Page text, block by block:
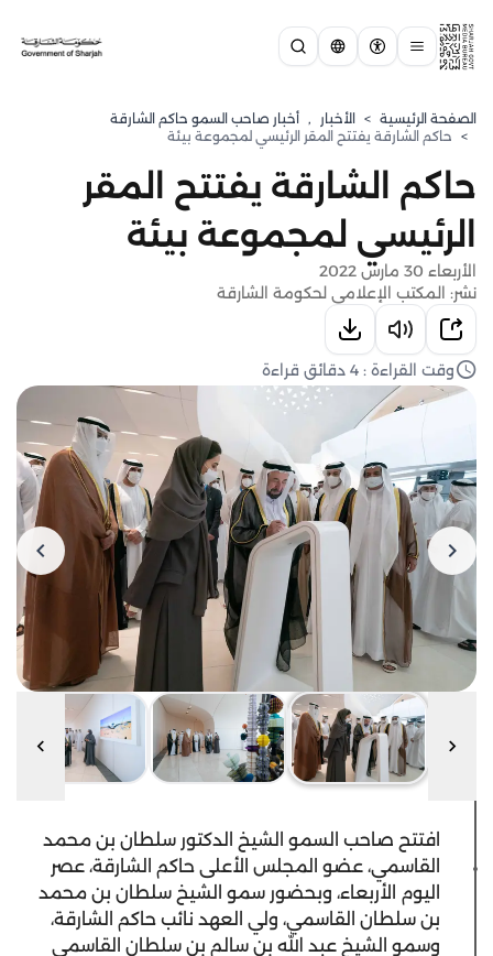
الصفحة الرئيسية > الأخبار , أخبار صاحب السمو حاكم الشارقة
> حاكم الشارقة يفتتح المقر الرئيسي لمجموعة بيئة
حاكم الشارقة يفتتح المقر
الرئيسي لمجموعة بيئة
الأربعاء 30 مارس 2022
نشر: المكتب الإعلامي لحكومة الشارقة
وقت القراءة : 4 دقائق قراءة
افتتح صاحب السمو الشيخ الدكتور سلطان بن محمد
القاسمي، عضو المجلس الأعلى حاكم الشارقة، عصر
اليوم الأربعاء، وبحضور سمو الشيخ سلطان بن محمد
بن سلطان القاسمي، ولي العهد نائب حاكم الشارقة،
وسمو الشيخ عبد الله بن سالم بن سلطان القاسمي